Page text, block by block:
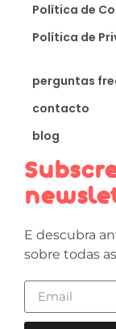
Política de
Política de
perguntas
contacto
blog
E descubra
sobre todas